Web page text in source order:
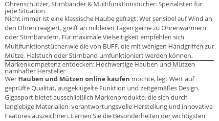
Ohrenschützer, Stirnbänder & Multifunktionstücher: Spezialisten für
jede Situation
Nicht immer ist eine klassische Haube gefragt: Wer sensibel auf Wind an
den Ohren reagiert, greift an milderen Tagen gerne zu Ohrenwärmern
oder Stirnbändern. Für maximale Vielseitigkeit empfehlen sich
Multifunktionstücher wie die von BUFF, die mit wenigen Handgriffen zur
Mütze, Halstuch oder Stirnband umfunktioniert werden können.
Markenkompetenz entdecken: Hochwertige Hauben und Mützen
namhafter Hersteller
Wer Hauben und Mützen online kaufen möchte, legt Wert auf
geprüfte Qualität, ausgeklügelte Funktion und zeitgemäßes Design.
Gigasport bietet ausschließlich Markenprodukte, die sich durch
langlebige Materialien, verantwortungsvolle Herstellung und innovative
Features auszeichnen. Lernen Sie die Besonderheiten der wichtigsten